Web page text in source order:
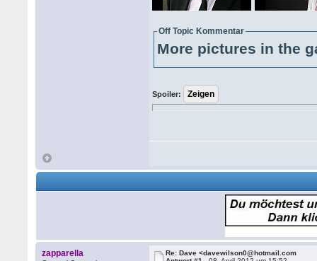
Off Topic Kommentar
More pictures in the
Spoiler:
zapparella
Re: Dave <davewilson0@hotmail.com